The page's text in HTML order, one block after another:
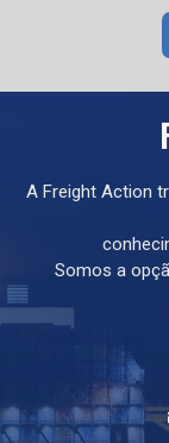
A Freight Action
Somos a